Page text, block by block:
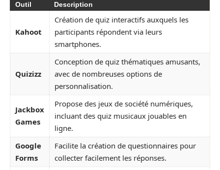
Outil Description
Kahoot
Création de quiz interactifs auxquels les
participants répondent via leurs
smartphones.
Quizizz
Conception de quiz thématiques amusants,
avec de nombreuses options de
personnalisation.
Jackbox
Games
Propose des jeux de société numériques,
incluant des quiz musicaux jouables en
ligne.
Google
Forms
Facilite la création de questionnaires pour
collecter facilement les réponses.